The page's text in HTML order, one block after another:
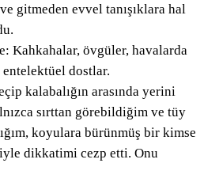
gitmeden evvel tanışıklara hal
Kahkahalar, övgüler, havalarda
dostlar.
kalabalığın arasında yerini
sırttan görebildiğim ve tüy
koyulara bürünmüş bir kimse
dikkatimi cezp etti. Onu